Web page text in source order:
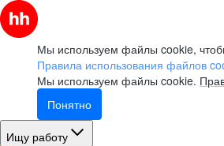
Мы используем файлы cookie,
Правила использования файлов
Мы используем файлы cookie.
Понятно
Ищу работу